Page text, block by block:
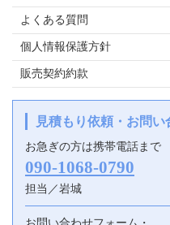
よくある質問
個人情報保護方針
販売契約約款
見積もり依頼・お問い
お急ぎの方は携帯電話まで
090-1068-0790
担当／岩城